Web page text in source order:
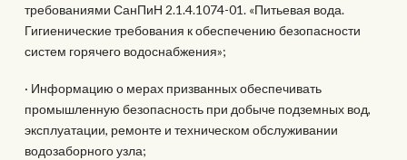
требованиями СанПиН 2.1.4.1074-01. «Питьевая вода.
Гигиенические требования к обеспечению безопасности
систем горячего водоснабжения»;
· Информацию о мерах призванных обеспечивать
промышленную безопасность при добыче подземных вод,
эксплуатации, ремонте и техническом обслуживании
водозаборного узла;